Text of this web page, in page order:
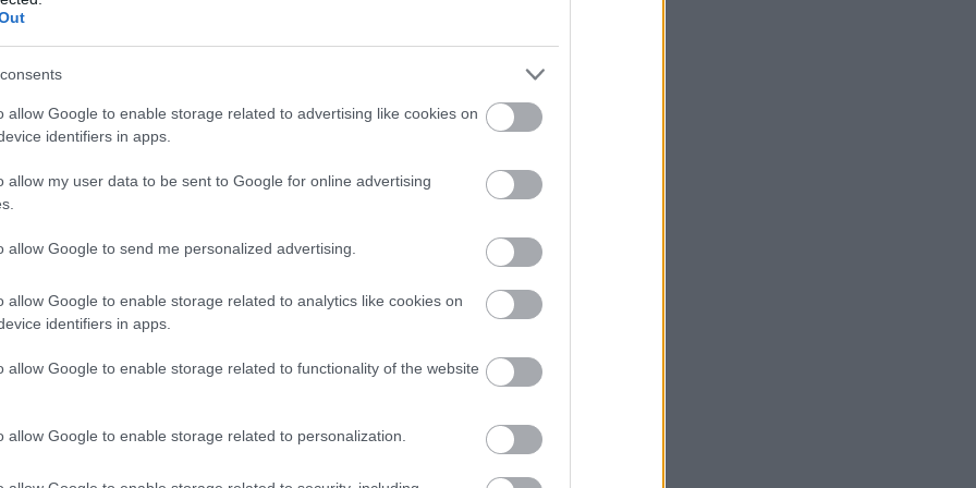
allow Google to enable storage related to advertising like cookies on
identifiers in apps.
allow my user data to be sent to Google for online advertising
allow Google to send me personalized advertising.
allow Google to enable storage related to analytics like cookies on
identifiers in apps.
allow Google to enable storage related to functionality of the website
allow Google to enable storage related to personalization.
lētāku
bet
kas patiesībā
ar cenām
kalnos. Es esmu redzējis arī nāvi kalnos,
biju ar vislielāko pieredzi, līdz ar to manas
nevaru norakstīt uz to, ka es kaut ko nezināju
gudrs,” stāsta Valdis Puriņš alpīnistu grupas